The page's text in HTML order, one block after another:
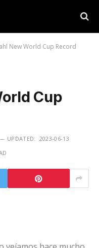
New World Cup Record
Cup
UPDATED: 2023-06-13